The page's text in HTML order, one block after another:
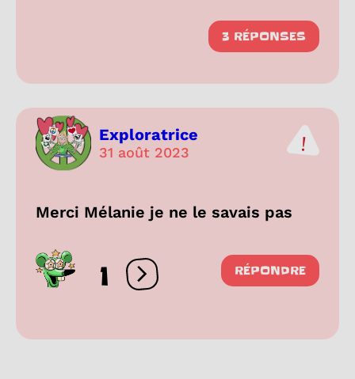
3 RÉPONSES
Exploratrice
31 août 2023
Merci Mélanie je ne le savais pas
1 Ouvrir les réactions
RÉPONDRE